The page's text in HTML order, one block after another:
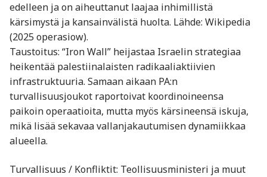
edelleen ja on aiheuttanut laajaa inhimillistä
kärsimystä ja kansainvälistä huolta. Lähde: Wikipedia
(2025 operasiow).
Taustoitus: “Iron Wall” heijastaa Israelin strategiaa
heikentää palestiinalaisten radikaaliaktiivien
infrastruktuuria. Samaan aikaan PA:n
turvallisuusjoukot raportoivat koordinoineensa
paikoin operaatioita, mutta myös kärsineensä iskuja,
mikä lisää sekavaa vallanjakautumisen dynamiikkaa
alueella.
Turvallisuus / Konfliktit: Teollisuusministeri ja muut